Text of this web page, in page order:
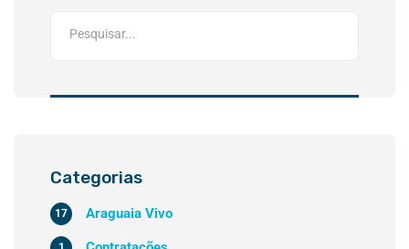
Categorias
Araguaia Vivo
17